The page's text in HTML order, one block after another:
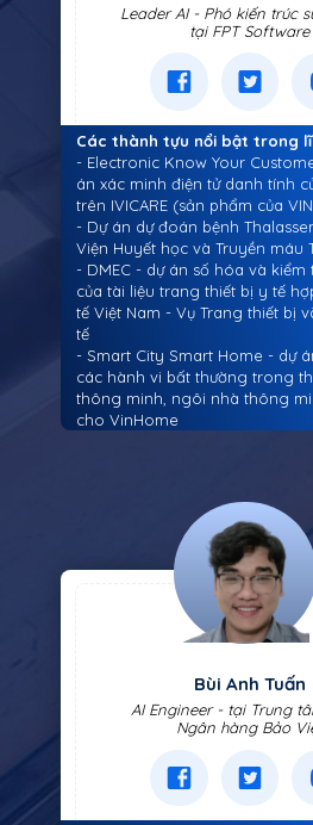
Các thành tựu nổi bật trong
- Electronic Know Your
án xác minh điện tử danh tính
trên IVICARE (sản phẩm của
- Dự án dự đoán bệnh
Viện Huyết học và Truyền máu
- DMEC - dự án số hóa và
của tài liệu trang thiết bị y tế
tế Việt Nam - Vụ Trang thiết bị
tế
- Smart City Smart Home - dự
các hành vi bất thường trong
thông minh, ngôi nhà thông
cho VinHome
Leader AI - Phó kiến trúc
tại FPT Software
Bùi Anh Tuấn
AI Engineer - tại Trung
Ngân hàng Bảo